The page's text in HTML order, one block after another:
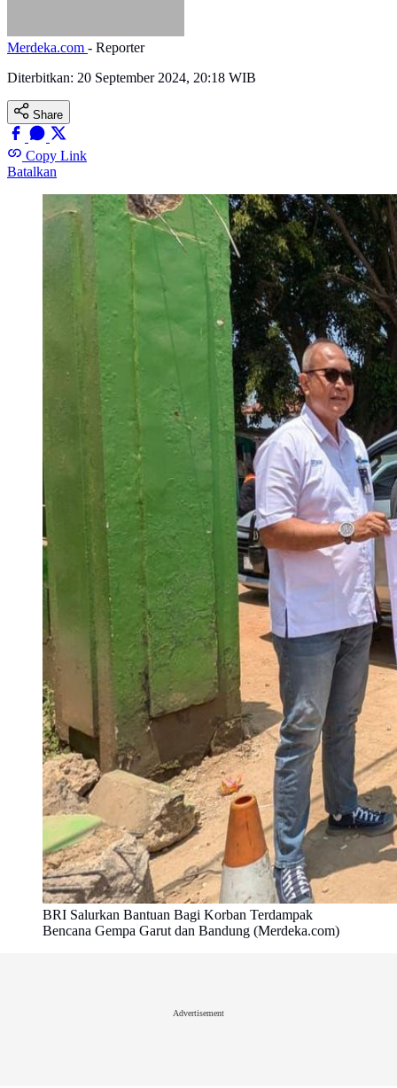
Merdeka.com - Reporter
Diterbitkan: 20 September 2024, 20:18 WIB
Share
Copy Link
Batalkan
BRI Salurkan Bantuan Bagi Korban Terdampak
Bencana Gempa Garut dan Bandung (Merdeka.com)
Advertisement